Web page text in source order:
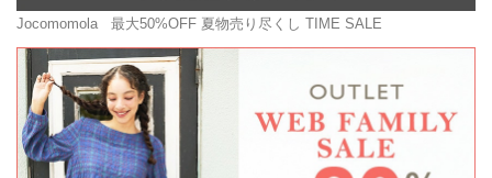
Jocomomola 最大50%OFF 夏物売り尽くし TIME SALE